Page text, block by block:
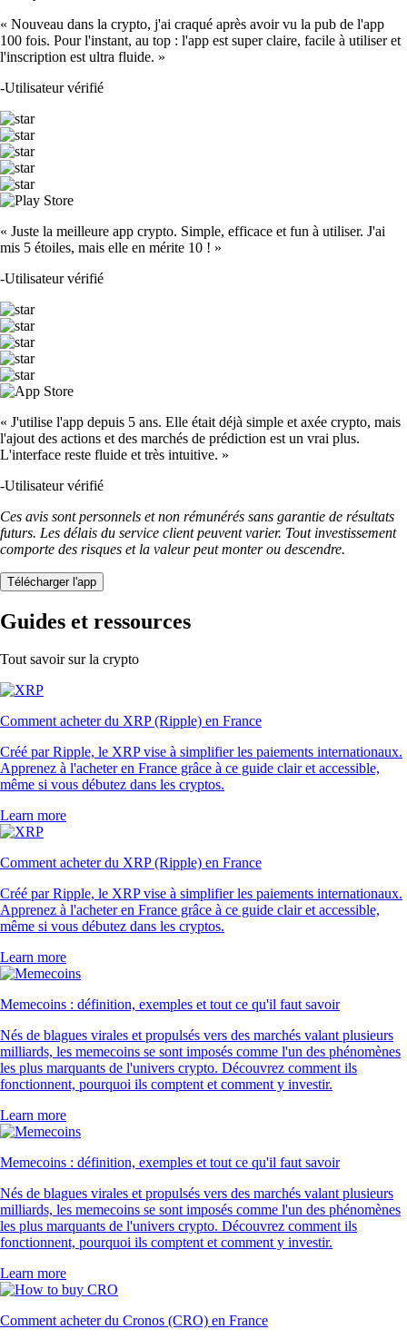
« Nouveau dans la crypto, j'ai craqué après avoir vu la pub de l'app
100 fois. Pour l'instant, au top : l'app est super claire, facile à utiliser et
l'inscription est ultra fluide. »
-Utilisateur vérifié
« Juste la meilleure app crypto. Simple, efficace et fun à utiliser. J'ai
mis 5 étoiles, mais elle en mérite 10 ! »
-Utilisateur vérifié
« J'utilise l'app depuis 5 ans. Elle était déjà simple et axée crypto, mais
l'ajout des actions et des marchés de prédiction est un vrai plus.
L'interface reste fluide et très intuitive. »
-Utilisateur vérifié
Ces avis sont personnels et non rémunérés sans garantie de résultats
futurs. Les délais du service client peuvent varier. Tout investissement
comporte des risques et la valeur peut monter ou descendre.
Télécharger l'app
Guides et ressources
Tout savoir sur la crypto
Comment acheter du XRP (Ripple) en France
Créé par Ripple, le XRP vise à simplifier les paiements internationaux.
Apprenez à l'acheter en France grâce à ce guide clair et accessible,
même si vous débutez dans les cryptos.
Learn more
Comment acheter du XRP (Ripple) en France
Créé par Ripple, le XRP vise à simplifier les paiements internationaux.
Apprenez à l'acheter en France grâce à ce guide clair et accessible,
même si vous débutez dans les cryptos.
Learn more
Memecoins : définition, exemples et tout ce qu'il faut savoir
Nés de blagues virales et propulsés vers des marchés valant plusieurs
milliards, les memecoins se sont imposés comme l'un des phénomènes
les plus marquants de l'univers crypto. Découvrez comment ils
fonctionnent, pourquoi ils comptent et comment y investir.
Learn more
Memecoins : définition, exemples et tout ce qu'il faut savoir
Nés de blagues virales et propulsés vers des marchés valant plusieurs
milliards, les memecoins se sont imposés comme l'un des phénomènes
les plus marquants de l'univers crypto. Découvrez comment ils
fonctionnent, pourquoi ils comptent et comment y investir.
Learn more
Comment acheter du Cronos (CRO) en France